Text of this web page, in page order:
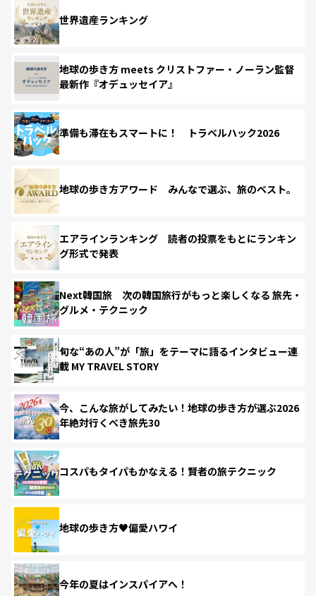
世界遺産ランキング
地球の歩き方 meets クリストファー・ノーラン監督
最新作『オデュッセイア』
準備も滞在もスマートに！ トラベルハック2026
地球の歩き方アワード みんなで選ぶ、旅のベスト。
エアラインランキング 読者の投票をもとにランキン
グ形式で発表
Next韓国旅 次の韓国旅行がもっと楽しくなる 旅先・
グルメ・テクニック
旬な“あの人”が「旅」をテーマに語るインタビュー連
載 MY TRAVEL STORY
今、こんな旅がしてみたい！地球の歩き方が選ぶ2026
年絶対行くべき旅先30
コスパもタイパもかなえる！賢者の旅テクニック
地球の歩き方♥偏愛ハワイ
今年の夏はインスパイアへ！